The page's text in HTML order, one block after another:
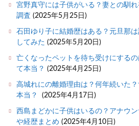
宮野真守には子供がいる？妻との馴
調査 (2025年5月25日)
石田ゆり子に結婚歴はある？元旦那
してみた (2025年5月20日)
亡くなったペットを待ち受けにする
て本当？ (2025年4月25日)
高城れにの離婚理由は？何年続いた
本当？
(2025年4月17日)
西島まどかに子供はいるの？アナウ
や経歴まとめ (2025年4月10日)